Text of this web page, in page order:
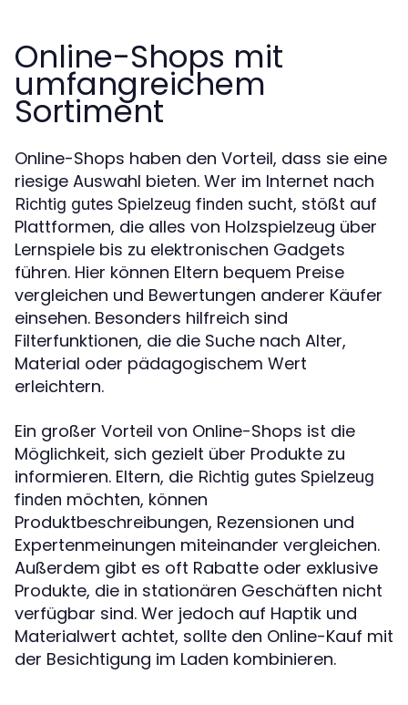
Online-Shops mit
umfangreichem
Sortiment
Online-Shops haben den Vorteil, dass sie eine
riesige Auswahl bieten. Wer im Internet nach
Richtig gutes Spielzeug finden sucht, stößt auf
Plattformen, die alles von Holzspielzeug über
Lernspiele bis zu elektronischen Gadgets
führen. Hier können Eltern bequem Preise
vergleichen und Bewertungen anderer Käufer
einsehen. Besonders hilfreich sind
Filterfunktionen, die die Suche nach Alter,
Material oder pädagogischem Wert
erleichtern.
Ein großer Vorteil von Online-Shops ist die
Möglichkeit, sich gezielt über Produkte zu
informieren. Eltern, die Richtig gutes Spielzeug
finden möchten, können
Produktbeschreibungen, Rezensionen und
Expertenmeinungen miteinander vergleichen.
Außerdem gibt es oft Rabatte oder exklusive
Produkte, die in stationären Geschäften nicht
verfügbar sind. Wer jedoch auf Haptik und
Materialwert achtet, sollte den Online-Kauf mit
der Besichtigung im Laden kombinieren.